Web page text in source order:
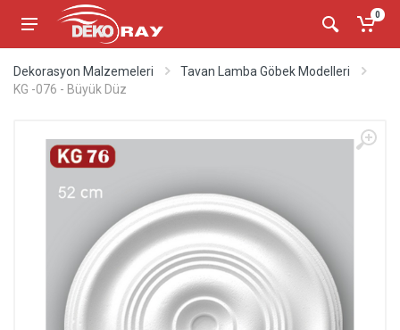
0
Dekorasyon Malzemeleri
Tavan Lamba Göbek Modelleri
KG -076 - Büyük Düz